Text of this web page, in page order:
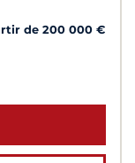
de 200 000 €